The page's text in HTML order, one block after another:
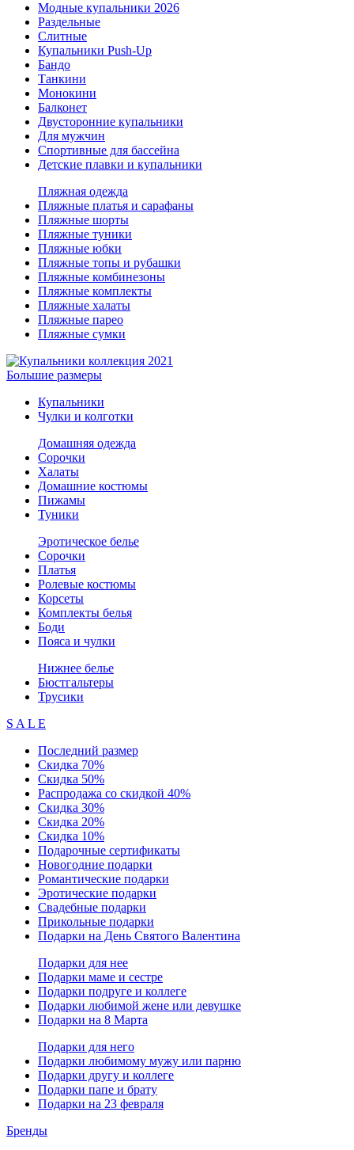
Модные купальники 2026
Раздельные
Слитные
Купальники Push-Up
Бандо
Танкини
Монокини
Балконет
Двусторонние купальники
Для мужчин
Спортивные для бассейна
Детские плавки и купальники
Пляжная одежда
Пляжные платья и сарафаны
Пляжные шорты
Пляжные туники
Пляжные юбки
Пляжные топы и рубашки
Пляжные комбинезоны
Пляжные комплекты
Пляжные халаты
Пляжные парео
Пляжные сумки
Большие размеры
Купальники
Чулки и колготки
Домашняя одежда
Сорочки
Халаты
Домашние костюмы
Пижамы
Туники
Эротическое белье
Сорочки
Платья
Ролевые костюмы
Корсеты
Комплекты белья
Боди
Пояса и чулки
Нижнее белье
Бюстгальтеры
Трусики
S A L E
Последний размер
Скидка 70%
Скидка 50%
Распродажа со скидкой 40%
Скидка 30%
Скидка 20%
Скидка 10%
Подарочные сертификаты
Новогодние подарки
Романтические подарки
Эротические подарки
Свадебные подарки
Прикольные подарки
Подарки на День Святого Валентина
Подарки для нее
Подарки маме и сестре
Подарки подруге и коллеге
Подарки любимой жене или девушке
Подарки на 8 Марта
Подарки для него
Подарки любимому мужу или парню
Подарки другу и коллеге
Подарки папе и брату
Подарки на 23 февраля
Бренды